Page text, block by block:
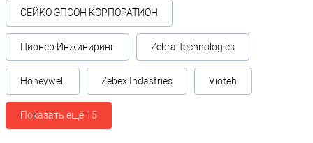
СЕЙКО ЭПСОН КОРПОРАТИОН
Пионер Инжиниринг Zebra Technologies
Honeywell Zebex Indastries Vioteh
Показать ещё 15